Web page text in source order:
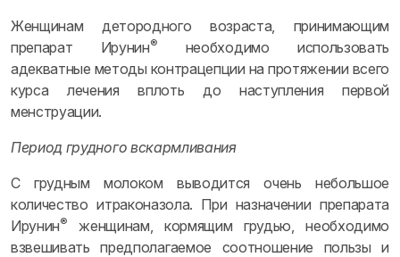
Женщинам детородного возраста, принимающим
препарат Ирунин®
необходимо использовать
адекватные методы контрацепции на протяжении всего
курса лечения вплоть до наступления первой
менструации.
Период грудного вскармливания
С грудным молоком выводится очень небольшое
количество итраконазола. При назначении препарата
Ирунин®
женщинам, кормящим грудью, необходимо
взвешивать предполагаемое соотношение пользы и